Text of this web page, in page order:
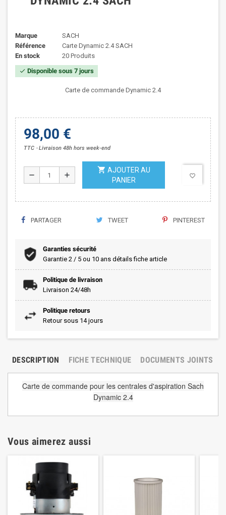
Marque
SACH
Référence
Carte Dynamic 2.4 SACH
En stock
20 Produits
check Disponible sous 7 jours
Carte de commande Dynamic 2.4
98,00 €
TTC Livraison 48h hors week-end
remove add
shopping_cart AJOUTER AU
PANIER
favorite_border
PARTAGER TWEET PINTEREST
Garanties sécurité
Garantie 2 / 5 ou 10 ans détails fiche article
Politique de livraison
Livraison 24/48h
Politique retours
Retour sous 14 jours
DESCRIPTION FICHE TECHNIQUE DOCUMENTS JOINTS
Carte de commande pour les centrales d'aspiration Sach
Dynamic 2.4
Vous aimerez aussi